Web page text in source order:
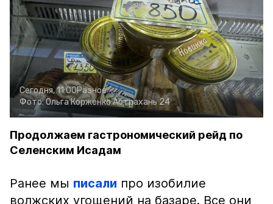
Сегодня, 11:00Разное
Фото:Ольга КорженкоАстрахань 24
Продолжаем гастрономический рейд по
Селенским Исадам
Ранее мы писали про изобилие
волжских угощений на базаре. Все они